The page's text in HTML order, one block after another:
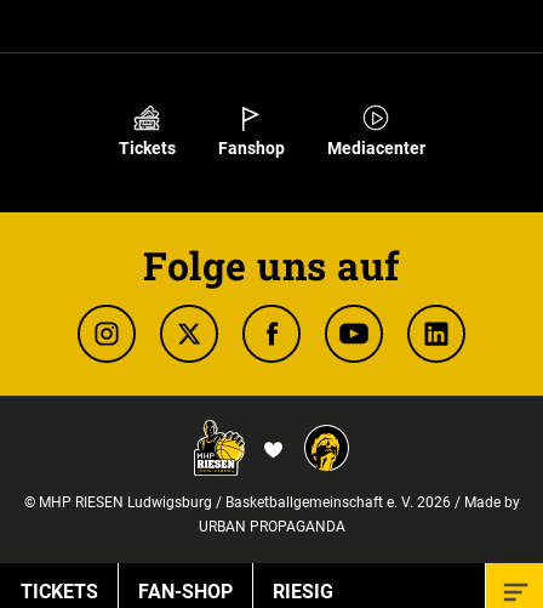
Tickets Fanshop Mediacenter
Folge uns auf
© MHP RIESEN Ludwigsburg / Basketballgemeinschaft e. V. 2026 / Made by
URBAN PROPAGANDA
TICKETS FAN-SHOP RIESIG